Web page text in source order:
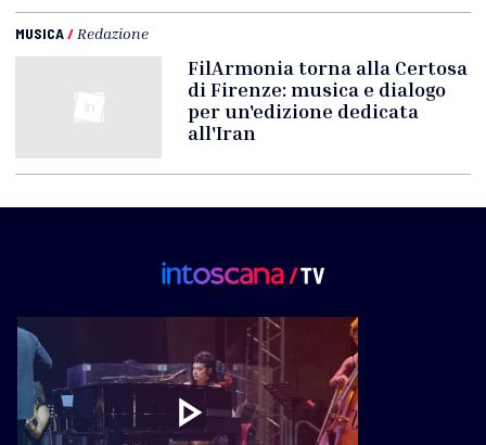
MUSICA/ Redazione
FilArmonia torna alla Certosa
di Firenze: musica e dialogo
per un'edizione dedicata
all'Iran